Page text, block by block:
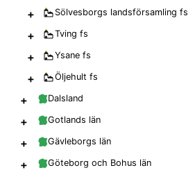
+ Sölvesborgs landsförsamling fs
+ Tving fs
+ Ysane fs
+ Öljehult fs
+ Dalsland
+ Gotlands län
+ Gävleborgs län
+ Göteborg och Bohus län